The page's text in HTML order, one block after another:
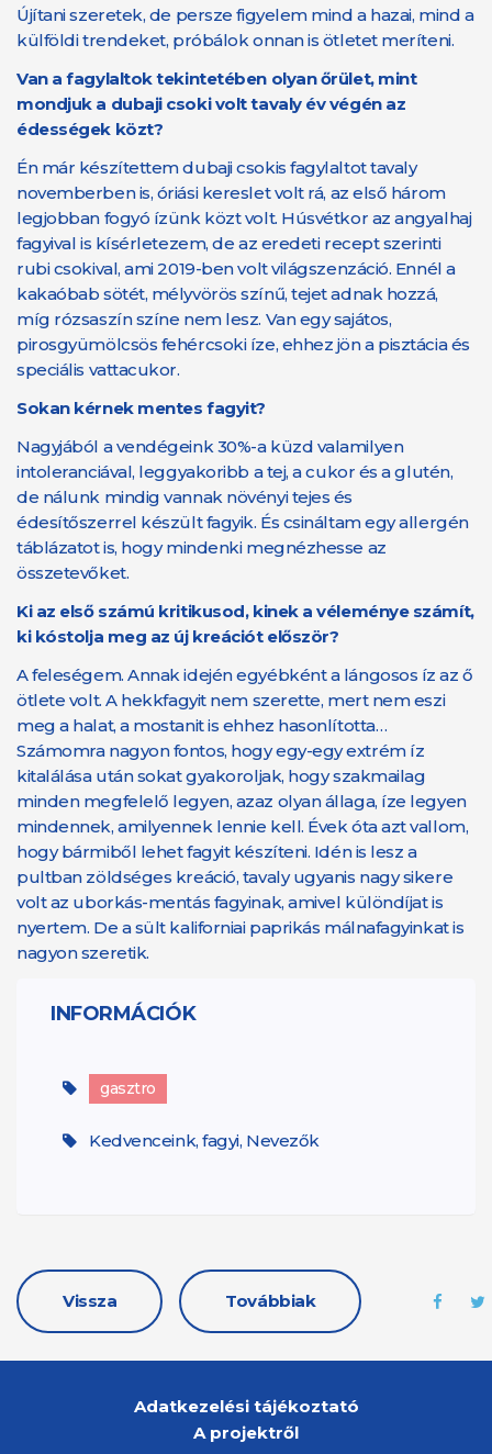
Újítani szeretek, de persze figyelem mind a hazai, mind a
külföldi trendeket, próbálok onnan is ötletet meríteni.
Van a fagylaltok tekintetében olyan őrület, mint
mondjuk a dubaji csoki volt tavaly év végén az
édességek közt?
Én már készítettem dubaji csokis fagylaltot tavaly
novemberben is, óriási kereslet volt rá, az első három
legjobban fogyó ízünk közt volt. Húsvétkor az angyalhaj
fagyival is kísérletezem, de az eredeti recept szerinti
rubi csokival, ami 2019-ben volt világszenzáció. Ennél a
kakaóbab sötét, mélyvörös színű, tejet adnak hozzá,
míg rózsaszín színe nem lesz. Van egy sajátos,
pirosgyümölcsös fehércsoki íze, ehhez jön a pisztácia és
speciális vattacukor.
Sokan kérnek mentes fagyit?
Nagyjából a vendégeink 30%-a küzd valamilyen
intoleranciával, leggyakoribb a tej, a cukor és a glutén,
de nálunk mindig vannak növényi tejes és
édesítőszerrel készült fagyik. És csináltam egy allergén
táblázatot is, hogy mindenki megnézhesse az
összetevőket.
Ki az első számú kritikusod, kinek a véleménye számít,
ki kóstolja meg az új kreációt először?
A feleségem. Annak idején egyébként a lángosos íz az ő
ötlete volt. A hekkfagyit nem szerette, mert nem eszi
meg a halat, a mostanit is ehhez hasonlította…
Számomra nagyon fontos, hogy egy-egy extrém íz
kitalálása után sokat gyakoroljak, hogy szakmailag
minden megfelelő legyen, azaz olyan állaga, íze legyen
mindennek, amilyennek lennie kell. Évek óta azt vallom,
hogy bármiből lehet fagyit készíteni. Idén is lesz a
pultban zöldséges kreáció, tavaly ugyanis nagy sikere
volt az uborkás-mentás fagyinak, amivel különdíjat is
nyertem. De a sült kaliforniai paprikás málnafagyinkat is
nagyon szeretik.
INFORMÁCIÓK
gasztro
Kedvenceink, fagyi, Nevezők
Vissza Továbbiak
Adatkezelési tájékoztató
A projektről